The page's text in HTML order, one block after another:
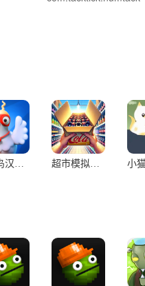
我是鸟汉化兼容版(辅助菜单) 超市模拟器汉化版(辅助菜单)